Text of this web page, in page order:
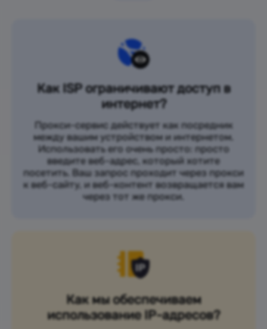
Как ISP ограничивают доступ в
интернет?
Прокси-сервис действует как посредник
между вашим устройством и интернетом.
Использовать его очень просто: просто
введите веб-адрес, который хотите
посетить. Ваш запрос проходит через прокси
к веб-сайту, и веб-контент возвращается вам
через тот же прокси.
Как мы обеспечиваем
использование IP-адресов?